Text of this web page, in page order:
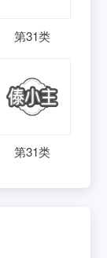
第31类
第31类